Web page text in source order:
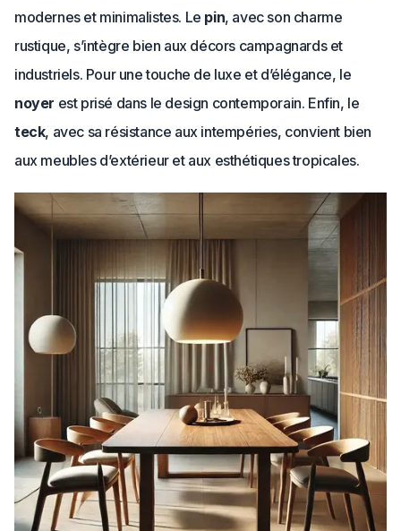
modernes et minimalistes. Le pin, avec son charme
rustique, s’intègre bien aux décors campagnards et
industriels. Pour une touche de luxe et d’élégance, le
noyer est prisé dans le design contemporain. Enfin, le
teck, avec sa résistance aux intempéries, convient bien
aux meubles d’extérieur et aux esthétiques tropicales.